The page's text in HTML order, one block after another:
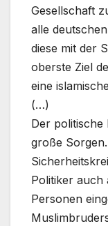
Gesellschaft
alle
diese mit der
oberste Ziel
eine
(…)
Der politische
große
Politiker auch
Personen